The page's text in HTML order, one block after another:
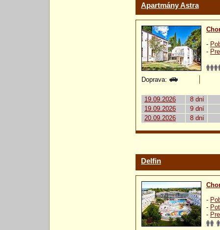
Apartmány Astra
-
-
Doprava:
19.09.2026
8 dní
19.09.2026
9 dní
20.09.2026
8 dní
Delfin
-
-
-